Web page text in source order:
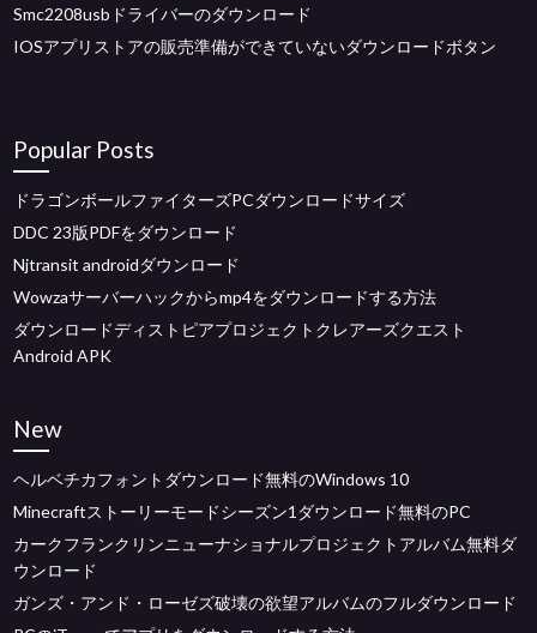
Smc2208usbドライバーのダウンロード
IOSアプリストアの販売準備ができていないダウンロードボタン
Popular Posts
ドラゴンボールファイターズPCダウンロードサイズ
DDC 23版PDFをダウンロード
Njtransit androidダウンロード
Wowzaサーバーハックからmp4をダウンロードする方法
ダウンロードディストピアプロジェクトクレアーズクエスト
Android APK
New
ヘルベチカフォントダウンロード無料のWindows 10
Minecraftストーリーモードシーズン1ダウンロード無料のPC
カークフランクリンニューナショナルプロジェクトアルバム無料ダ
ウンロード
ガンズ・アンド・ローゼズ破壊の欲望アルバムのフルダウンロード